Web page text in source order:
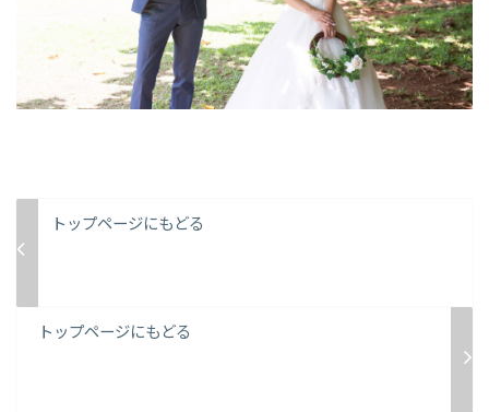
トップページにもどる
トップページにもどる